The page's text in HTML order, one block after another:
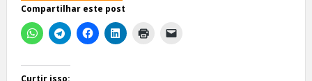
Compartilhar este post
Curtir isso: